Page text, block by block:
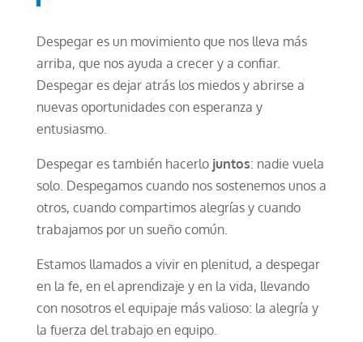
Despegar es un movimiento que nos lleva más
arriba, que nos ayuda a crecer y a confiar.
Despegar es dejar atrás los miedos y abrirse a
nuevas oportunidades con esperanza y
entusiasmo.
Despegar es también hacerlo juntos: nadie vuela
solo. Despegamos cuando nos sostenemos unos a
otros, cuando compartimos alegrías y cuando
trabajamos por un sueño común.
Estamos llamados a vivir en plenitud, a despegar
en la fe, en el aprendizaje y en la vida, llevando
con nosotros el equipaje más valioso: la alegría y
la fuerza del trabajo en equipo.